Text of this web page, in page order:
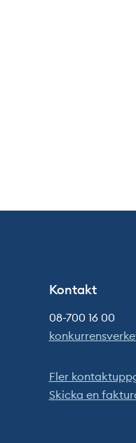
Kontakt
08-700 16 00
Fler
Skicka en